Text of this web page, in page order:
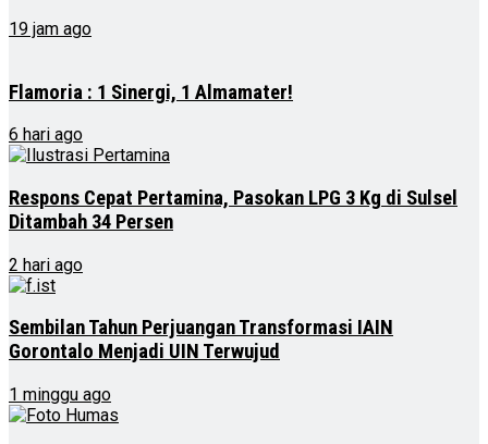
19 jam ago
Flamoria : 1 Sinergi, 1 Almamater!
6 hari ago
Respons Cepat Pertamina, Pasokan LPG 3 Kg di Sulsel
Ditambah 34 Persen
2 hari ago
Sembilan Tahun Perjuangan Transformasi IAIN
Gorontalo Menjadi UIN Terwujud
1 minggu ago